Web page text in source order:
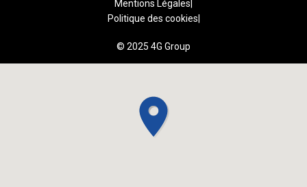
Mentions Légales
Politique des cookies
© 2025 4G Group